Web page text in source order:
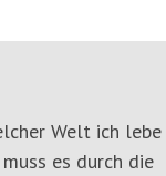
Welt ich lebe
es durch die